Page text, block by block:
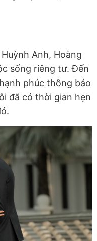
Anh, Hoàng
sống riêng tư. Đến
phúc thông báo
đã có thời gian hẹn